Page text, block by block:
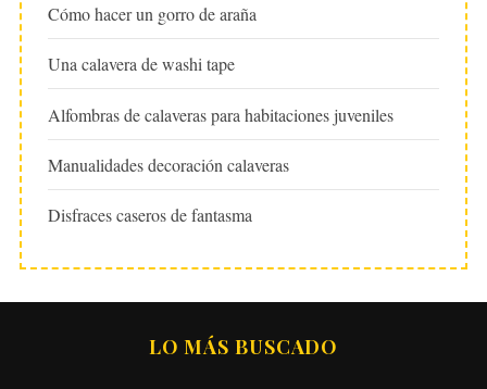
Cómo hacer un gorro de araña
Una calavera de washi tape
Alfombras de calaveras para habitaciones juveniles
Manualidades decoración calaveras
Disfraces caseros de fantasma
LO MÁS BUSCADO